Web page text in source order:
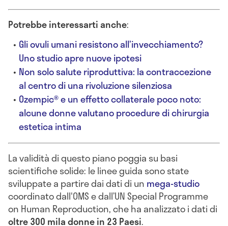
Potrebbe interessarti anche:
Gli ovuli umani resistono all’invecchiamento?
Uno studio apre nuove ipotesi
Non solo salute riproduttiva: la contraccezione
al centro di una rivoluzione silenziosa
Ozempic® e un effetto collaterale poco noto:
alcune donne valutano procedure di chirurgia
estetica intima
La validità di questo piano poggia su basi
scientifiche solide: le linee guida sono state
sviluppate a partire dai dati di un mega-studio
coordinato dall'OMS e dall’UN Special Programme
on Human Reproduction, che ha analizzato i dati di
oltre 300 mila donne in 23 Paesi.